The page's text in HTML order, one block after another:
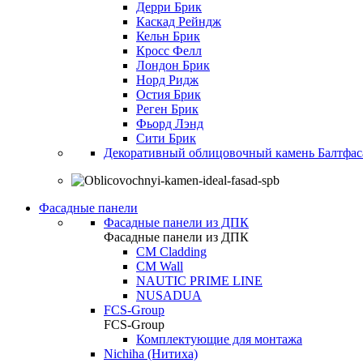
Дерри Брик
Каскад Рейндж
Кельн Брик
Кросс Фелл
Лондон Брик
Норд Ридж
Остия Брик
Реген Брик
Фьорд Лэнд
Сити Брик
Декоративный облицовочный камень
Фасадные панели
Фасадные панели из ДПК
Фасадные панели из ДПК
CM Cladding
CM Wall
NAUTIC PRIME LINE
NUSADUA
FCS-Group
FCS-Group
Комплектующие для монтажа
Nichiha (Нитиха)